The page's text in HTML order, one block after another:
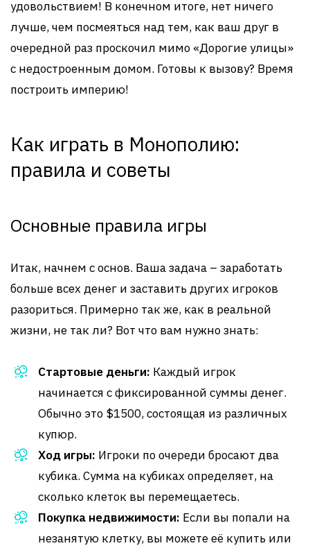
удовольствием! В конечном итоге, нет ничего
лучше, чем посмеяться над тем, как ваш друг в
очередной раз проскочил мимо «Дорогие улицы»
с недостроенным домом. Готовы к вызову? Время
построить империю!
Как играть в Монополию:
правила и советы
Основные правила игры
Итак, начнем с основ. Ваша задача – заработать
больше всех денег и заставить других игроков
разориться. Примерно так же, как в реальной
жизни, не так ли? Вот что вам нужно знать:
Стартовые деньги: Каждый игрок
начинается с фиксированной суммы денег.
Обычно это $1500, состоящая из различных
купюр.
Ход игры: Игроки по очереди бросают два
кубика. Сумма на кубиках определяет, на
сколько клеток вы перемещаетесь.
Покупка недвижимости: Если вы попали на
незанятую клетку, вы можете её купить или